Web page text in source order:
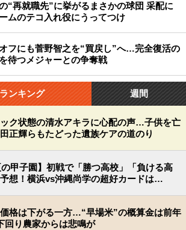
“再就職先”に挙がるまさかの球団 采配に
ムのテコ入れ役にうってつけ
フにも菅野智之を“買戻し”へ…完全復活の
待つメジャーとの争奪戦
ンキング 週間
ク状態の清水アキラに心配の声…子供を亡
正輝らもたどった遺族ケアの道のり
の甲子園】初戦で「勝つ高校」「負ける高
想！横浜vs沖縄尚学の超好カードは…
格は下がる一方…“早場米”の概算金は前年
回り農家からは悲鳴が